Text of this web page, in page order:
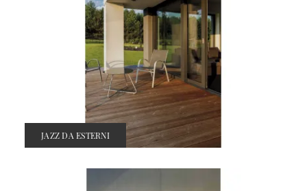
JAZZ DA ESTERNI